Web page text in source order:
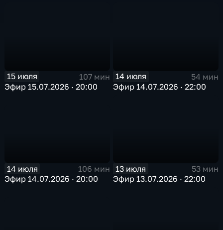
15 июля
107 мин
Эфир 15.07.2026 · 20:00
14 июля
54 мин
Эфир 14.07.2026 · 22:00
14 июля
106 мин
Эфир 14.07.2026 · 20:00
13 июля
53 мин
Эфир 13.07.2026 · 22:00